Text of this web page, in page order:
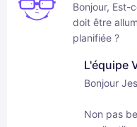
Bonjour, Est-
doit être
planifiée ?
L'équipe
Bonjour
Non pas